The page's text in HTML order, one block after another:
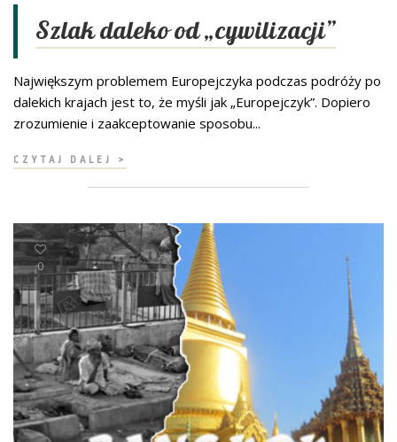
Szlak daleko od „cywilizacji”
Największym problemem Europejczyka podczas podróży po
dalekich krajach jest to, że myśli jak „Europejczyk”. Dopiero
zrozumienie i zaakceptowanie sposobu...
CZYTAJ DALEJ >
0